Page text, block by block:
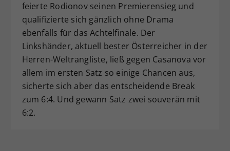
feierte Rodionov seinen Premierensieg und
qualifizierte sich gänzlich ohne Drama
ebenfalls für das Achtelfinale. Der
Linkshänder, aktuell bester Österreicher in der
Herren-Weltrangliste, ließ gegen Casanova vor
allem im ersten Satz so einige Chancen aus,
sicherte sich aber das entscheidende Break
zum 6:4. Und gewann Satz zwei souverän mit
6:2.